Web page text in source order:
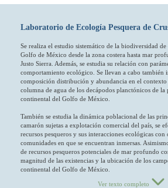
Laboratorio de Ecología Pesquera de
Se realiza el estudio sistemático de la biodiversidad de
Golfo de México desde la zona costera hasta mar
Justo Sierra. Además, se estudia su relación con
comportamiento ecológico. Se llevan a cabo también
composición distribución y abundancia en el
columna de agua de los decápodos planctónicos de
continental del Golfo de México.
También se estudia la dinámica poblacional de las
camarón sujetas a explotación comercial del país, se
recursos pesqueros y sus interacciones ecológicas con
comunidades en que se encuentran inmersas.
de recursos pesqueros potenciales de mar profundo
magnitud de las existencias y la ubicación de los
continental del Golfo de México.
Ver texto completo